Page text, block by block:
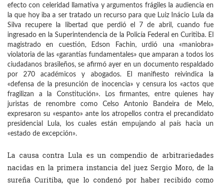
efecto con celeridad llamativa y argumentos frágiles la audiencia en
la que hoy iba a ser tratado un recurso para que Luiz Inácio Lula da
Silva recupere la libertad que perdió el 7 de abril, cuando fue
ingresado en la Superintendencia de la Policía Federal en Curitiba. El
magistrado en cuestión, Edson Fachin, urdió una «maniobra»
violatoria de las «garantías fundamentales» que amparan a todos los
ciudadanos brasileños, se afirmó ayer en un documento respaldado
por 270 académicos y abogados. El manifiesto reivindica la
«defensa de la presunción de inocencia» y censura los «actos que
fragilizan a la Constitución». Los firmantes, entre quienes hay
juristas de renombre como Celso Antonio Bandeira de Melo,
expresaron su «espanto» ante los atropellos contra el precandidato
presidencial Lula, los cuales están empujando al país hacia un
«estado de excepción».
La causa contra Lula es un compendio de arbitrariedades
nacidas en la primera instancia del juez Sergio Moro, de la
sureña Curitiba, que lo condenó por haber recibido como